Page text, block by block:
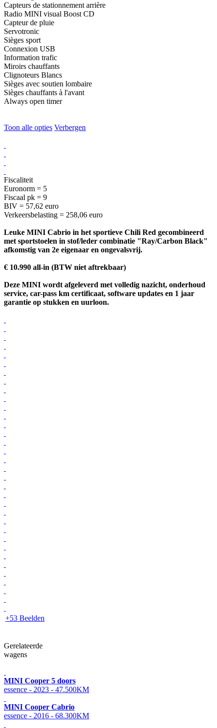
Capteurs de stationnement arrière
Radio MINI visual Boost CD
Capteur de pluie
Servotronic
Sièges sport
Connexion USB
Information trafic
Miroirs chauffants
Clignoteurs Blancs
Sièges avec soutien lombaire
Sièges chauffants à l'avant
Always open timer
Toon alle opties Verbergen
Fiscaliteit
Euronorm = 5
Fiscaal pk = 9
BIV = 57,62 euro
Verkeersbelasting = 258,06 euro
Leuke MINI Cabrio in het sportieve Chili Red gecombineerd
met sportstoelen in stof/leder combinatie "Ray/Carbon Black"
afkomstig van 2e eigenaar en ongevalsvrij.
€ 10.990 all-in (BTW niet aftrekbaar)
Deze MINI wordt afgeleverd met volledig nazicht, onderhoud
service, car-pass km certificaat, software updates en 1 jaar
garantie op stukken en uurloon.
+53 Beelden
Gerelateerde
wagens
MINI Cooper 5 doors
essence - 2023 - 47.500KM
MINI Cooper Cabrio
essence - 2016 - 68.300KM